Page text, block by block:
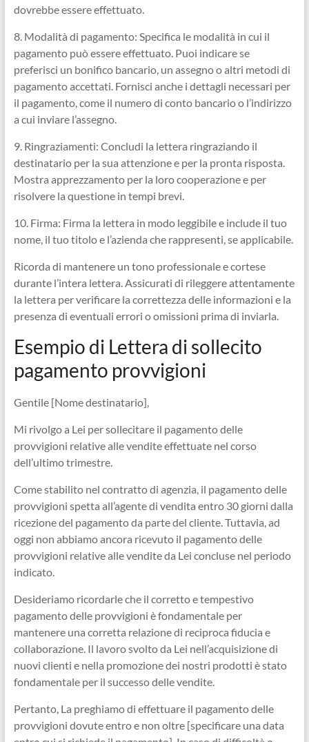
dovrebbe essere effettuato.
8. Modalità di pagamento: Specifica le modalità in cui il
pagamento può essere effettuato. Puoi indicare se
preferisci un bonifico bancario, un assegno o altri metodi di
pagamento accettati. Fornisci anche i dettagli necessari per
il pagamento, come il numero di conto bancario o l’indirizzo
a cui inviare l’assegno.
9. Ringraziamenti: Concludi la lettera ringraziando il
destinatario per la sua attenzione e per la pronta risposta.
Mostra apprezzamento per la loro cooperazione e per
risolvere la questione in tempi brevi.
10. Firma: Firma la lettera in modo leggibile e include il tuo
nome, il tuo titolo e l’azienda che rappresenti, se applicabile.
Ricorda di mantenere un tono professionale e cortese
durante l’intera lettera. Assicurati di rileggere attentamente
la lettera per verificare la correttezza delle informazioni e la
presenza di eventuali errori o omissioni prima di inviarla.
Esempio di Lettera di sollecito
pagamento provvigioni
Gentile [Nome destinatario],
Mi rivolgo a Lei per sollecitare il pagamento delle
provvigioni relative alle vendite effettuate nel corso
dell’ultimo trimestre.
Come stabilito nel contratto di agenzia, il pagamento delle
provvigioni spetta all’agente di vendita entro 30 giorni dalla
ricezione del pagamento da parte del cliente. Tuttavia, ad
oggi non abbiamo ancora ricevuto il pagamento delle
provvigioni relative alle vendite da Lei concluse nel periodo
indicato.
Desideriamo ricordarle che il corretto e tempestivo
pagamento delle provvigioni è fondamentale per
mantenere una corretta relazione di reciproca fiducia e
collaborazione. Il lavoro svolto da Lei nell’acquisizione di
nuovi clienti e nella promozione dei nostri prodotti è stato
fondamentale per il successo delle vendite.
Pertanto, La preghiamo di effettuare il pagamento delle
provvigioni dovute entro e non oltre [specificare una data